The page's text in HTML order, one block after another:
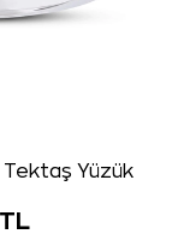
Yüzük